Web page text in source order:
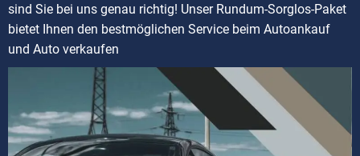
sind Sie bei uns genau richtig! Unser Rundum-Sorglos-Paket
bietet Ihnen den bestmöglichen Service beim Autoankauf
und Auto verkaufen